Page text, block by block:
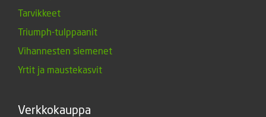
Tarvikkeet
Triumph-tulppaanit
Vihannesten siemenet
Yrtit ja maustekasvit
Verkkokauppa